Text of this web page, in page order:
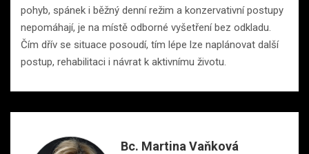
pohyb, spánek i běžný denní režim a konzervativní postupy
nepomáhají, je na místě odborné vyšetření bez odkladu.
Čím dřív se situace posoudí, tím lépe lze naplánovat další
postup, rehabilitaci i návrat k aktivnímu životu.
Bc. Martina Vaňková